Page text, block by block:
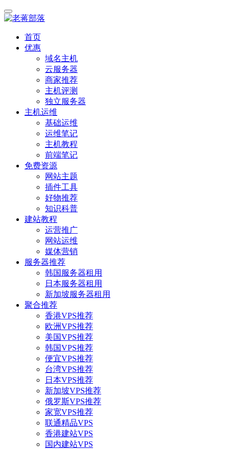
首页
优惠
域名主机
云服务器
商家推荐
主机评测
独立服务器
主机运维
基础运维
运维笔记
主机教程
前端笔记
免费资源
网站主题
插件工具
好物推荐
知识科普
建站教程
运营推广
网站运维
媒体营销
服务器推荐
韩国服务器租用
日本服务器租用
新加坡服务器租用
聚合推荐
香港VPS推荐
欧洲VPS推荐
美国VPS推荐
韩国VPS推荐
便宜VPS推荐
台湾VPS推荐
日本VPS推荐
新加坡VPS推荐
俄罗斯VPS推荐
家宽VPS推荐
联通精品VPS
香港建站VPS
国内建站VPS